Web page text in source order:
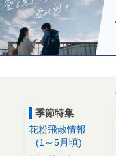
季節特集
花粉飛散情報
(1～5月頃)